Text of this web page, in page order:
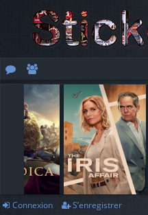
e
m
br
es
Connexion S’enregistrer